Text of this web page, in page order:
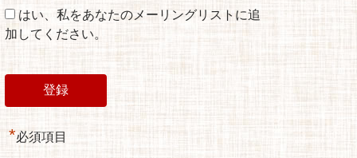
はい、私をあなたのメーリングリストに追
加してください。
*必須項目